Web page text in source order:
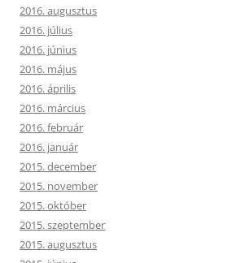
2016. augusztus
2016. július
2016. június
2016. május
2016. április
2016. március
2016. február
2016. január
2015. december
2015. november
2015. október
2015. szeptember
2015. augusztus